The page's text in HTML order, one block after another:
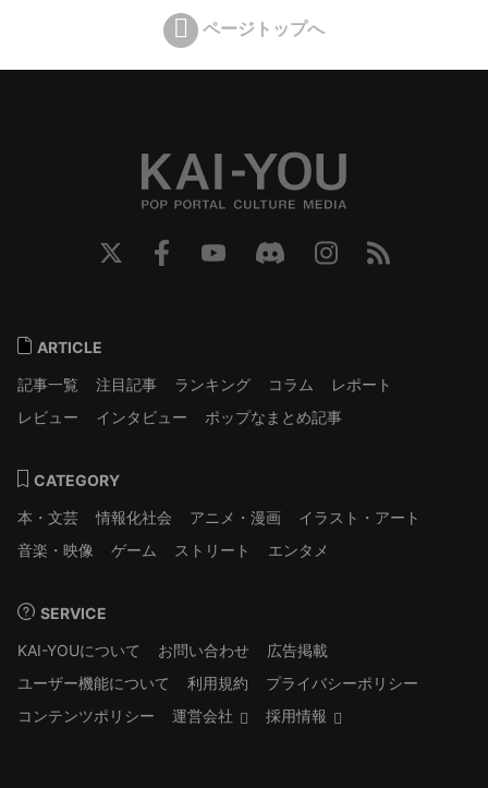
ページトップへ
ARTICLE
記事一覧
注目記事 ランキング コラム
レポート
レビュー
インタビュー ポップなまとめ記事
CATEGORY
本・文芸
情報化社会 アニメ・漫画
イラスト・アート
音楽・映像
ゲーム ストリート エンタメ
SERVICE
KAI-YOUについて
お問い合わせ
広告掲載
ユーザー機能について
利用規約
プライバシーポリシー
コンテンツポリシー
運営会社 採用情報